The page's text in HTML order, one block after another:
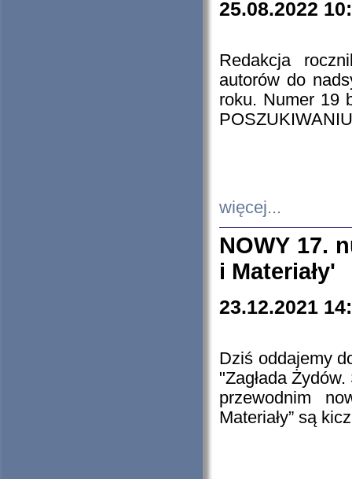
25.08.2022
Redakcja
autorów do
roku. Numer 19
więcej...
NOWY 17.
i Materiały'
23.12.2021
Dziś oddajemy
"Zagłada
przewodnim
Materiały” są